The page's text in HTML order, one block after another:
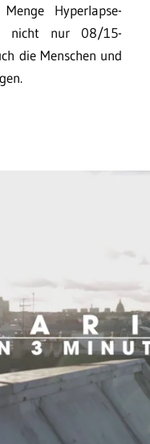
Hyperlapse-
nicht nur 08/15-
die Menschen und